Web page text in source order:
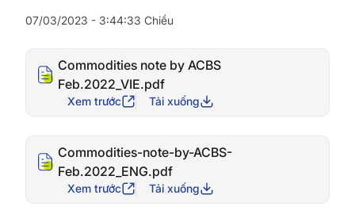
07/03/2023 - 3:44:33 Chiều
Commodities note by ACBS
Feb.2022_VIE.pdf
Xem trước Tải xuống
Commodities-note-by-ACBS-
Feb.2022_ENG.pdf
Xem trước Tải xuống